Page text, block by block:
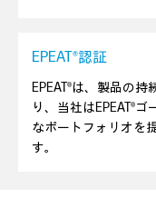
EPEAT®認証
EPEAT®は、製品の
り、当社はEPEAT®
なポートフォリオを
す。